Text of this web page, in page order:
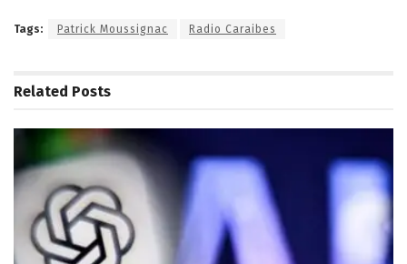
Tags: Patrick Moussignac Radio Caraibes
Related Posts